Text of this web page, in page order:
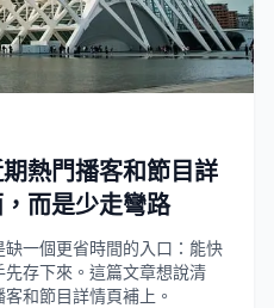
熱門播客和節目詳
而是少走彎路
一個更省時間的入口：能快
存下來。這篇文章想說清
和節目詳情頁補上。